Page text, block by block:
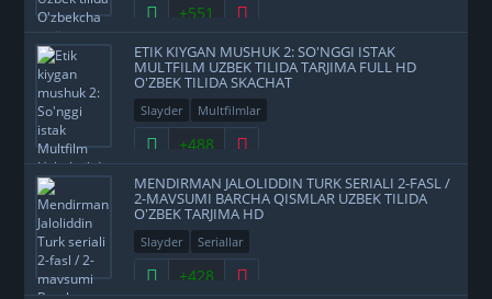
+551
ETIK KIYGAN MUSHUK 2: SO'NGGI ISTAK
MULTFILM UZBEK TILIDA TARJIMA FULL HD
O'ZBEK TILIDA SKACHAT
Slayder Multfilmlar
+488
MENDIRMAN JALOLIDDIN TURK SERIALI 2-FASL /
2-MAVSUMI BARCHA QISMLAR UZBEK TILIDA
O'ZBEK TARJIMA HD
Slayder Seriallar
+428